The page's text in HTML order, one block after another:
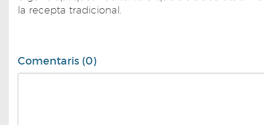
la recepta tradicional.
Comentaris (0)